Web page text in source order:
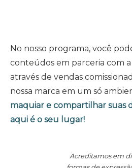
No nosso programa, você
conteúdos em parceria com
através de vendas
nossa marca em um só
maquiar e compartilhar suas
aqui é o seu lugar!
Acreditamos em